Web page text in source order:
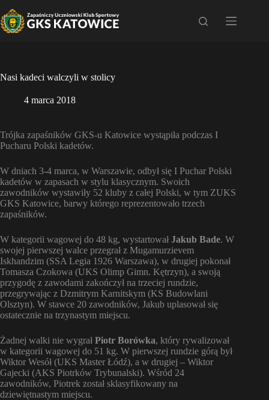
do
treści
Nasi kadeci walczyli w stolicy
4 marca 2018
Trójka zapaśników GKS-u Katowice wystąpiła podczas I
Pucharu Polski kadetów.
W dniach 3-4 marca, w Warszawie, odbył się I Puchar Polski
kadetów w zapasach w stylu klasycznym. Swoich
zawodników wystawiły 52 kluby z całej Polski, w tym ZUKS
GKS Katowice, barwy którego reprezentowało trzech
zapaśników.
W kategorii wagowej do 48 kg, wystartowałJakub Bade. W
swojej pierwszej walce przegrał z Mugamurzievem
Iskhandzim (SSA Legia 1926 Warszawa), w drugiej pokonał
Tomasza Czokowa (UKS Olimp Gimn. Kętrzyn), a swoją
przygodę z zawodami zakończył na trzeciej rundzie,
przegrywając z Dzmitrym Karnitskym (KS Budowlani
Olsztyn). W stawce 20 zawodników, Jakub uplasował się
ostatecznie na trzynastym miejscu.
Żadnej walki nie wygrałPiotr Borówka, który rywalizował
w kategorii wagowej do 51 kg. W pierwszej rundzie górą był
Wiktor Wesół (UKS Master Łódź), a w drugiej – Wiktor
Gajecki (AKS Piotrków Trybunalski). Wśród 24
zawodników, Piotrek został sklasyfikowany na
dziewiętnastym miejscu.